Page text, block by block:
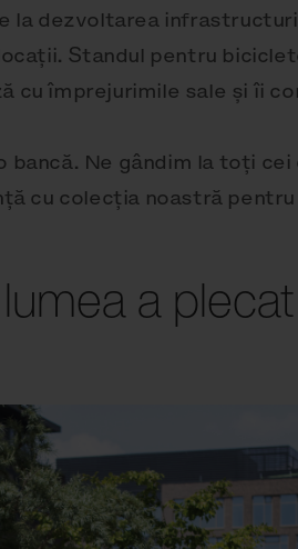
la dezvoltarea
Standul pentru
cu împrejurimile sale și îi
bancă. Ne gândim la toți cei
cu colecția noastră
a